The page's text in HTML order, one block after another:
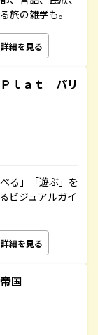
旅の雑学も。
詳細を見る
ｌａｔ パリ
る」「遊ぶ」を
ビジュアルガイ
詳細を見る
国